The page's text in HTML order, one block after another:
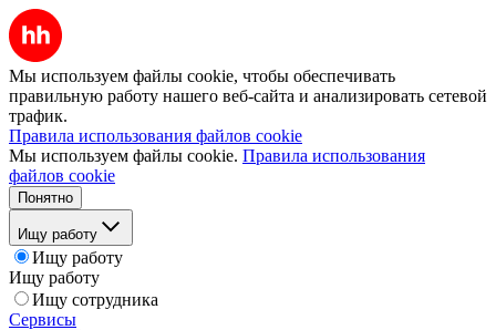
Мы используем файлы cookie, чтобы обеспечивать
правильную работу нашего веб-сайта и анализировать сетевой
трафик.
Правила использования файлов cookie
Мы используем файлы cookie. Правила использования
файлов cookie
Понятно
Ищу работу
Ищу работу
Ищу работу
Ищу сотрудника
Сервисы